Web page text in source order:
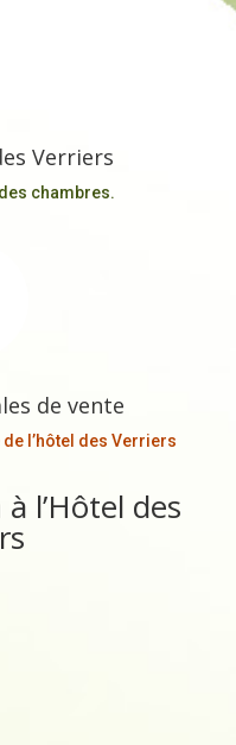
Verriers
chambres.
de vente
l’hôtel des Verriers
l’Hôtel des